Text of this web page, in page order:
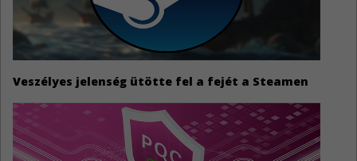
Veszélyes jelenség ütötte fel a fejét a Steamen